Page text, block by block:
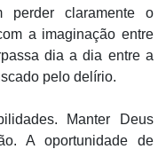
perder claramente o
a imaginação entre
dia a dia entre a
pelo delírio.
Manter Deus
A oportunidade de